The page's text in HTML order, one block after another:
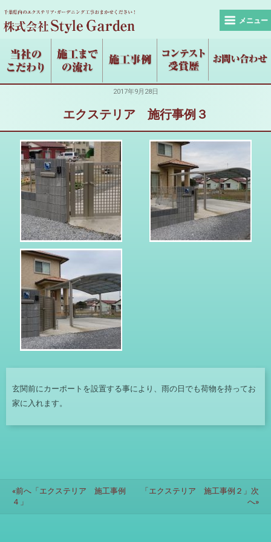
メニュー
2017年9月28日
エクステリア 施行事例３
玄関前にカーポートを設置する事により、雨の日でも荷物を持ってお
家に入れます。
«前へ「エクステリア 施工事例
４」
「エクステリア 施工事例２」次
へ»